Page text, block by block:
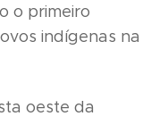
o primeiro
indígenas na
oeste da